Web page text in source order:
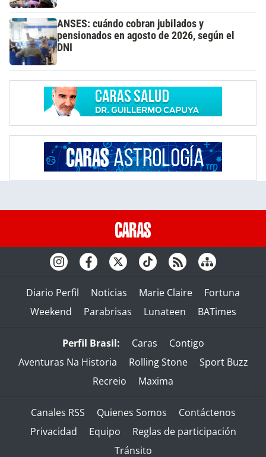
ANSES: cuándo cobran jubilados y
pensionados en agosto de 2026, según el
DNI
Diario Perfil Noticias Marie Claire
Fortuna
Weekend
Parabrisas Lunateen BATimes
Perfil Brasil: Caras
Contigo
Aventuras Na Historia
Rolling Stone
Sport Buzz
Recreio
Maxima
Canales RSS Quienes Somos
Contáctenos
Privacidad
Equipo
Reglas de participación
Tránsito